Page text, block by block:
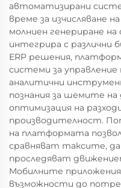
автоматизирани
време за изчисляване
молниен генериране
интегрира с различни
ERP решения,
системи за
аналитични
познания за шемите
оптимизация на
производителност.
на платформата
сравняват таксите,
проследяват
Мобилните
възможности до